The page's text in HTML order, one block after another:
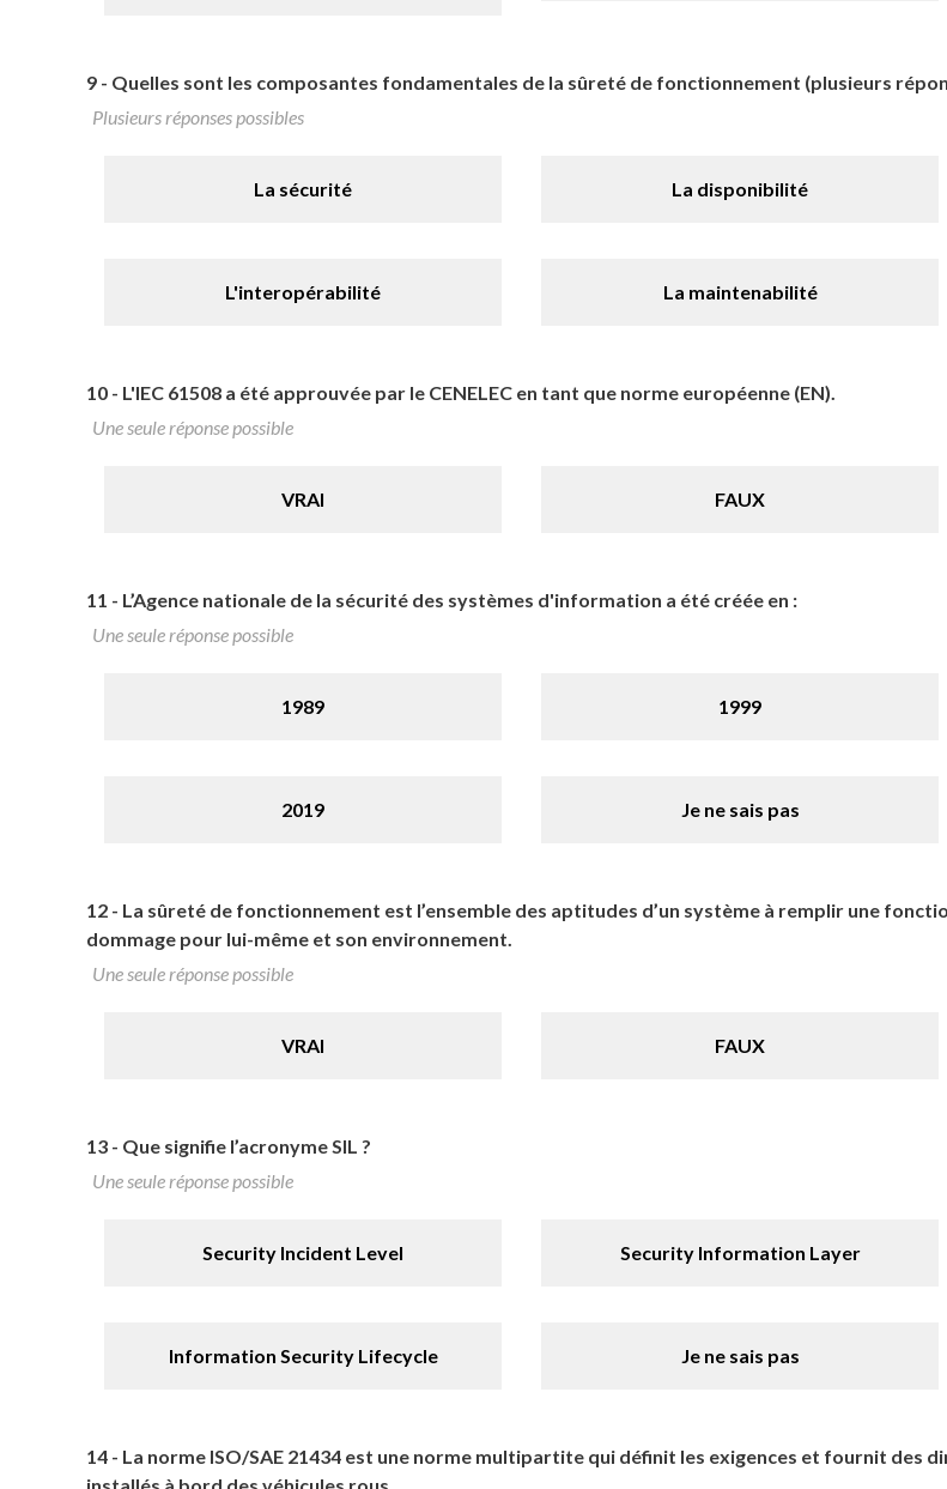
9 - Quelles sont les composantes fondamentales de la sûreté de fonctionnement (plusieurs
Plusieurs réponses possibles
La sécurité La disponibilité
L'interopérabilité La maintenabilité
10 - L'IEC 61508 a été approuvée par le CENELEC en tant que norme européenne (EN).
Une seule réponse possible
VRAI FAUX
11 - L’Agence nationale de la sécurité des systèmes d'information a été créée en :
Une seule réponse possible
1989 1999
2019 Je ne sais pas
12 - La sûreté de fonctionnement est l’ensemble des aptitudes d’un système à remplir une
dommage pour lui-même et son environnement.
Une seule réponse possible
VRAI FAUX
13 - Que signifie l’acronyme SIL ?
Une seule réponse possible
Security Incident Level Security Information Layer
Information Security Lifecycle Je ne sais pas
14 - La norme ISO/SAE 21434 est une norme multipartite qui définit les exigences et fournit des